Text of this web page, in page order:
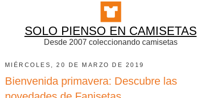
SOLO PIENSO EN CAMISETAS
Desde 2007 coleccionando camisetas
MIÉRCOLES, 20 DE MARZO DE 2019
Bienvenida primavera: Descubre las